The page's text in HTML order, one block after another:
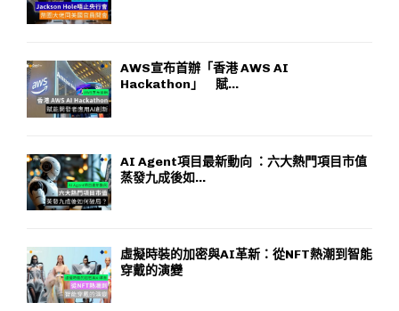
AWS宣布首辦「香港 AWS AI
Hackathon」 賦...
AI Agent項目最新動向 ：六大熱門項目市值
蒸發九成後如...
虛擬時裝的加密與AI革新：從NFT熱潮到智能
穿戴的演變